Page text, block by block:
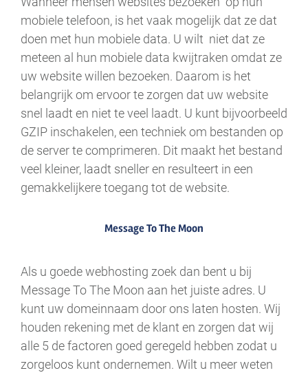
mobiele telefoon, is het vaak mogelijk dat ze dat
doen met hun mobiele data. U wilt niet dat ze
meteen al hun mobiele data kwijtraken omdat ze
uw website willen bezoeken. Daarom is het
belangrijk om ervoor te zorgen dat uw website
snel laadt en niet te veel laadt. U kunt bijvoorbeeld
GZIP inschakelen, een techniek om bestanden op
de server te comprimeren. Dit maakt het bestand
veel kleiner, laadt sneller en resulteert in een
gemakkelijkere toegang tot de website.
Message To The Moon
Als u goede webhosting zoek dan bent u bij
Message To The Moon aan het juiste adres. U
kunt uw domeinnaam door ons laten hosten. Wij
houden rekening met de klant en zorgen dat wij
alle 5 de factoren goed geregeld hebben zodat u
zorgeloos kunt ondernemen. Wilt u meer weten